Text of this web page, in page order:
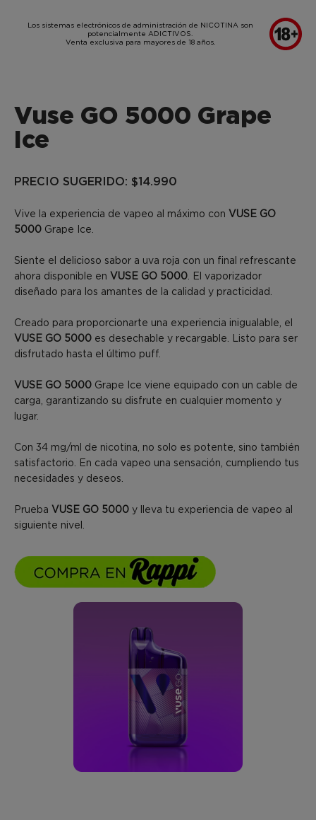
Vuse GO 5000 Grape
Ice
PRECIO SUGERIDO: $14.990
Vive la experiencia de vapeo al máximo con VUSE GO
5000 Grape Ice.
Siente el delicioso sabor a uva roja con un final refrescante
ahora disponible en VUSE GO 5000. El vaporizador
diseñado para los amantes de la calidad y practicidad.
Creado para proporcionarte una experiencia inigualable, el
VUSE GO 5000 es desechable y recargable. Listo para ser
disfrutado hasta el último puff.
VUSE GO 5000 Grape Ice viene equipado con un cable de
carga, garantizando su disfrute en cualquier momento y
lugar.
Con 34 mg/ml de nicotina, no solo es potente, sino también
satisfactorio. En cada vapeo una sensación, cumpliendo tus
necesidades y deseos.
Prueba VUSE GO 5000 y lleva tu experiencia de vapeo al
siguiente nivel.
Los sistemas electrónicos de administración de NICOTINA son
potencialmente ADICTIVOS.
Venta exclusiva para mayores de 18 años.